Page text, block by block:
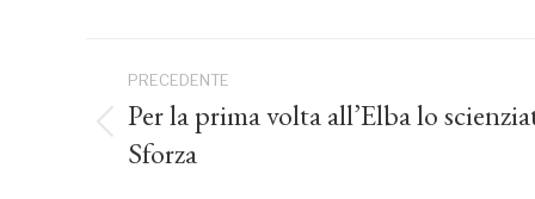
Naviga
tra
PRECEDENTE
precedente:
Per la prima volta all’Elba lo
Sforza